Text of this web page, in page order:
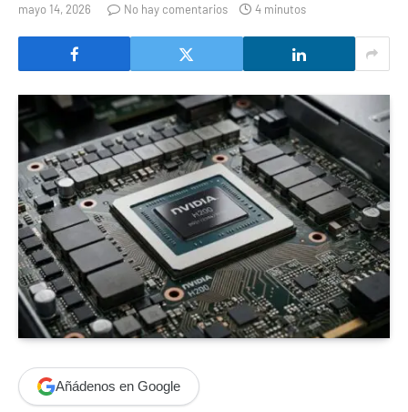
mayo 14, 2026 No hay comentarios 4 minutos
Añádenos en Google